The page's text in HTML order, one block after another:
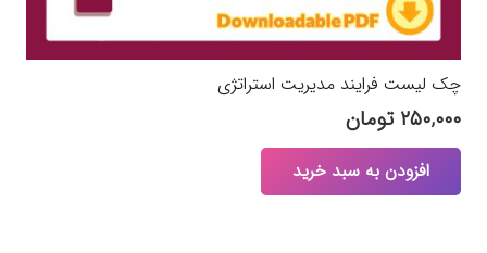
چک لیست فرایند مدیریت استراتژی
۲۵۰,۰۰۰ تومان
افزودن به سبد خرید